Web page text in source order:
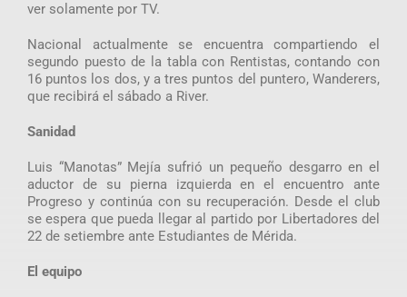
ver solamente por TV.
Nacional actualmente se encuentra compartiendo el
segundo puesto de la tabla con Rentistas, contando con
16 puntos los dos, y a tres puntos del puntero, Wanderers,
que recibirá el sábado a River.
Sanidad
Luis “Manotas” Mejía sufrió un pequeño desgarro en el
aductor de su pierna izquierda en el encuentro ante
Progreso y continúa con su recuperación. Desde el club
se espera que pueda llegar al partido por Libertadores del
22 de setiembre ante Estudiantes de Mérida.
El equipo